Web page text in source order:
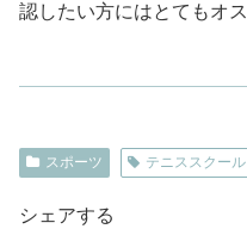
認したい方にはとてもオ
スポーツ テニススクール
シェアする